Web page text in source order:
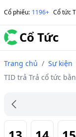
Cổ phiếu: 1196+ Cổ tức
Cổ Tức
Trang chủ / Sự kiện
TID trả Trả cổ tức